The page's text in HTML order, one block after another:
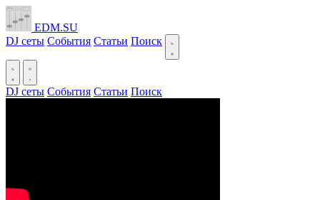
EDM.SU
DJ сеты События Статьи Поиск
DJ сеты События Статьи Поиск